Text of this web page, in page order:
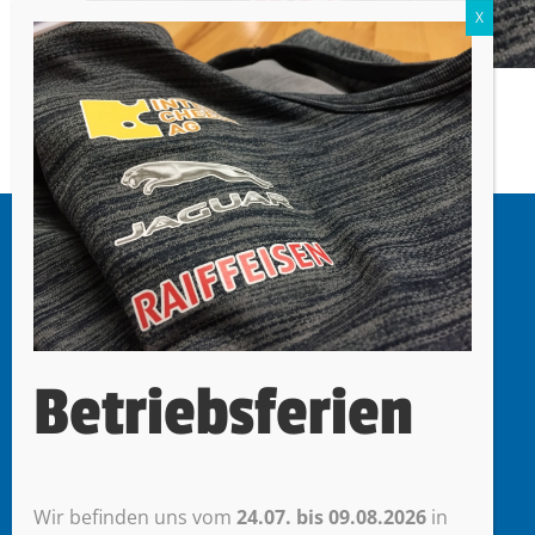
mr werbetechnik
Miori Roberto
6403 Küssnacht am Rigi
Betriebsferien
Wir befinden uns vom 24.07. bis 09.08.2026 in